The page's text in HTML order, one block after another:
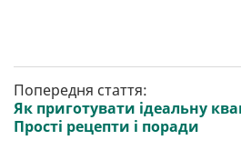
Попередня стаття:
Як приготувати ідеальну
Прості рецепти і поради